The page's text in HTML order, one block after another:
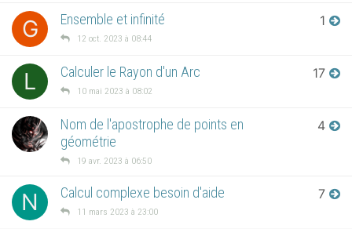
G Ensemble et infinité
12 oct. 2023 à 08:44
1
L Calculer le Rayon d'un Arc
10 mai 2023 à 08:02
17
Nom de l'apostrophe de points en
géométrie
19 avr. 2023 à 06:50
4
N Calcul complexe besoin d'aide
11 mars 2023 à 23:00
7